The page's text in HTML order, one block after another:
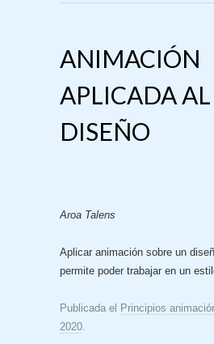
ANIMACIÓN
APLICADA AL
DISEÑO
Aroa Talens
Aplicar animación sobre un
permite poder trabajar en un
Publicada el Principios
2020